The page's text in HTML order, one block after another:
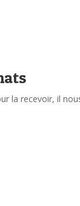
la recevoir, il